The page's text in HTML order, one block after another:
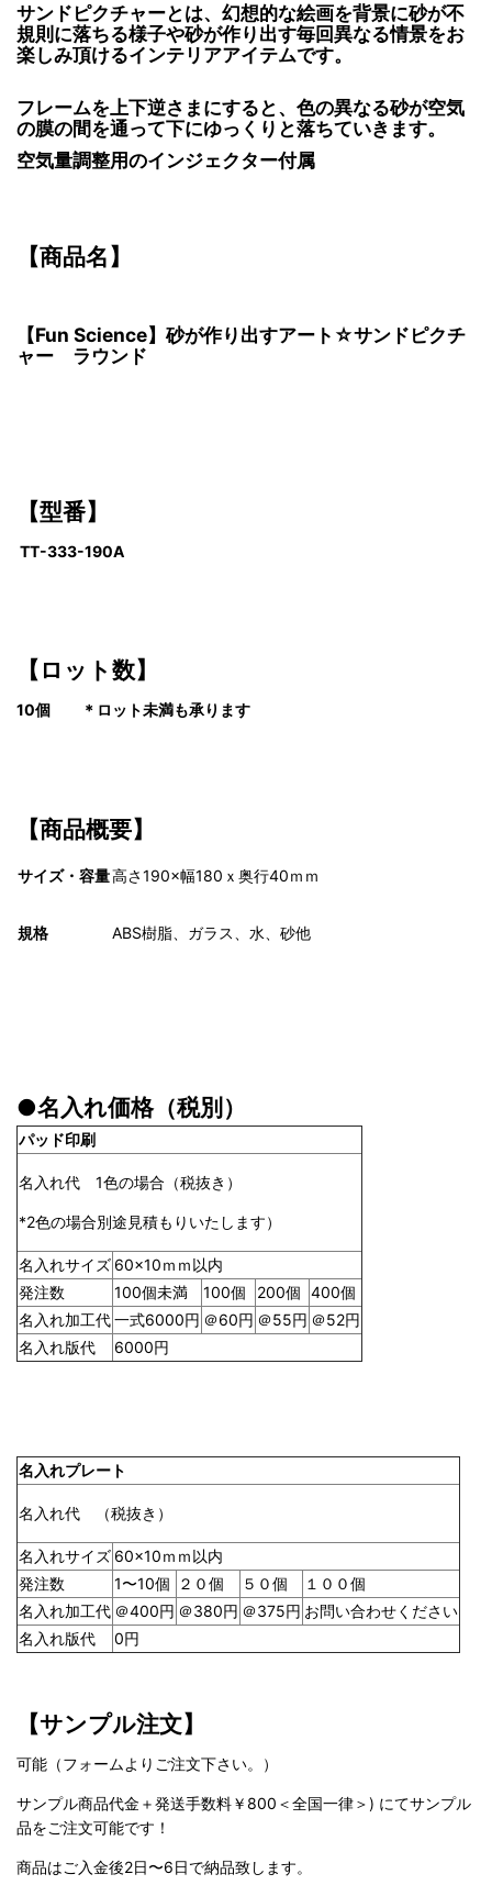
サンドピクチャーとは、幻想的な絵画を背景に砂が不
規則に落ちる様子や砂が作り出す毎回異なる情景をお
楽しみ頂けるインテリアアイテムです。
フレームを上下逆さまにすると、色の異なる砂が空気
の膜の間を通って下にゆっくりと落ちていきます。
空気量調整用のインジェクター付属
【商品名】
【Fun Science】砂が作り出すアート☆サンドピクチ
ャー ラウンド
【型番】
TT-333-190A
【ロット数】
10個 ＊ロット未満も承ります
【商品概要】
サイズ・容量高さ190×幅180ｘ奥行40ｍｍ
規格 ABS樹脂、ガラス、水、砂他
●名入れ価格（税別）
パッド印刷
名入れ代 1色の場合（税抜き）
*2色の場合別途見積もりいたします）
名入れサイズ 60×10ｍｍ以内
発注数
100個未満 100個 200個 400個
名入れ加工代一式6000円 ＠60円 ＠55円 ＠52円
名入れ版代
6000円
名入れプレート
名入れ代 （税抜き）
名入れサイズ 60×10ｍｍ以内
発注数
1〜10個 ２０個 ５０個
１００個
名入れ加工代 ＠400円 ＠380円 ＠375円 お問い合わせください
名入れ版代
0円
【サンプル注文】
可能（フォームよりご注文下さい。）
サンプル商品代金＋発送手数料￥800＜全国一律＞) にてサンプル
品をご注文可能です！
商品はご入金後2日〜6日で納品致します。